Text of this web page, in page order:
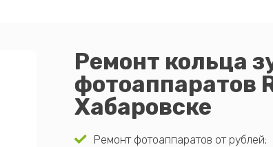
Ремонт кольца
фотоаппаратов
Хабаровске
Ремонт фотоаппаратов от рублей;